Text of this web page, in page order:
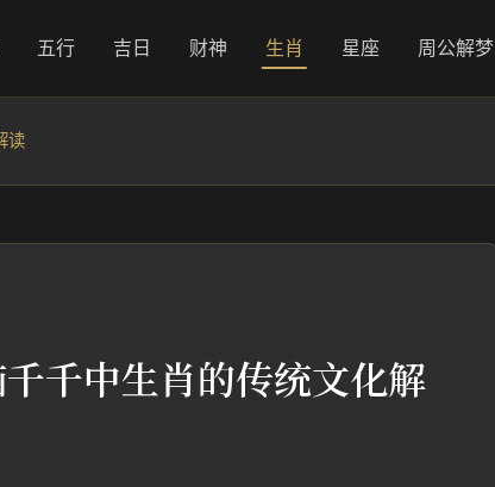
五行 吉日 财神 生肖 星座 周公解梦
读
千中生肖的传统文化解